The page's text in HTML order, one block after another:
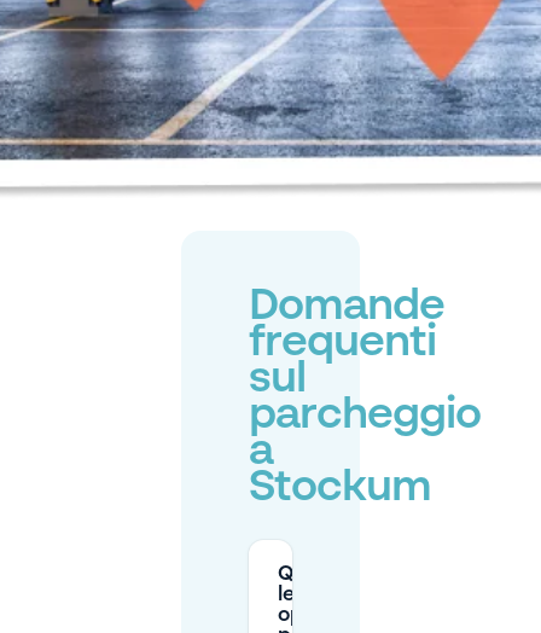
Domande
frequenti
sul
parcheggio
a
Stockum
Quali sono
le mie
opzioni di